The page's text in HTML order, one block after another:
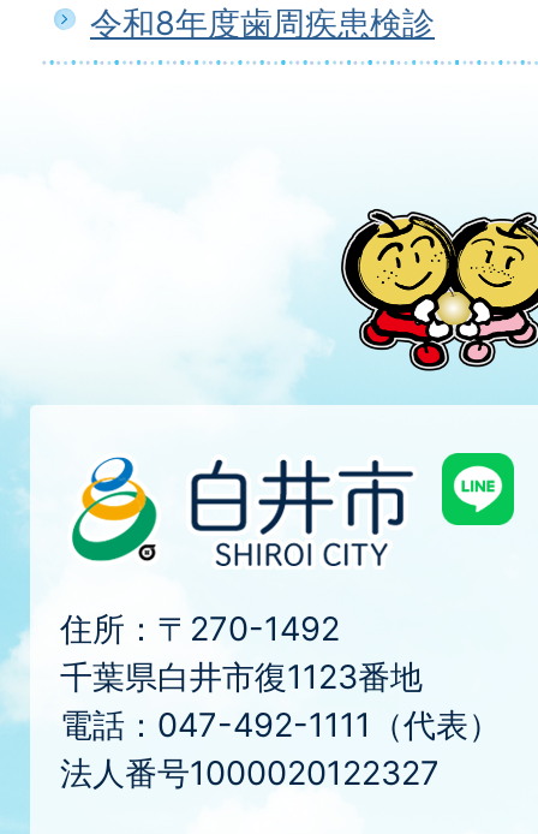
令和8年度歯周疾患検診
住所：〒270-1492
千葉県白井市復1123番地
電話：047-492-1111（代表）
法人番号1000020122327